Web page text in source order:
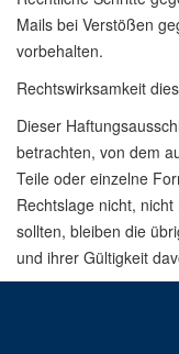
Mails bei Verstößen
vorbehalten.
Rechtswirksamkeit
Dieser
betrachten, von dem
Teile oder einzelne
Rechtslage nicht,
sollten, bleiben die
und ihrer Gültigkeit